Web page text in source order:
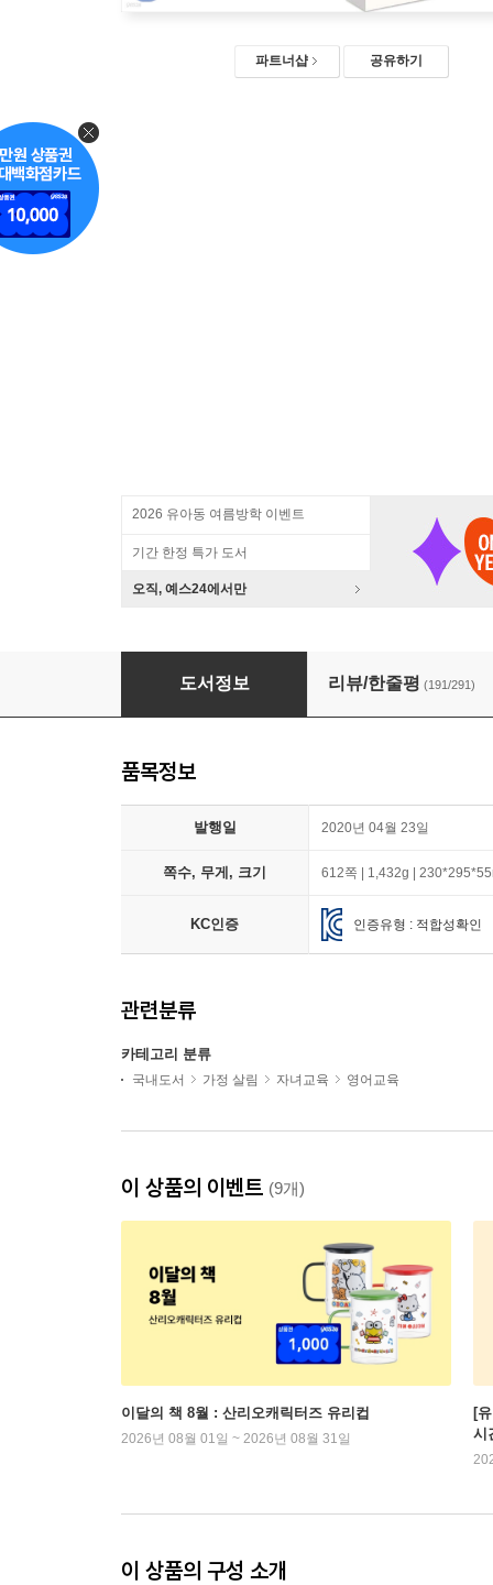
파트너샵 공유하기
2026 유아동 여름방학 이벤트
기간 한정 특가 도서
오직, 예스24에서만
엄마표 세마디 생활영어 + 영어책 읽기의 힘
도서정보 리뷰/한줄평 (191/291)
품목정보
발행일 2020년 04월 23일
쪽수, 무게, 크기 612쪽 | 1,432g |
KC인증 인증유형 : 적합성확인
관련분류
카테고리 분류
국내도서 가정 살림 자녀교육 영어교육
이 상품의 이벤트 (9개)
이달의 책 8월 : 산리오캐릭터즈 유리컵
2026년 08월 01일 ~ 2026년 08월 31일
[
시
이 상품의 구성 소개